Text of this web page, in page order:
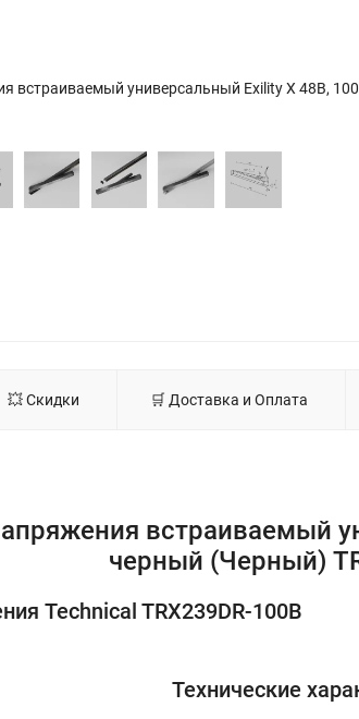
💥 Скидки 🛒 Доставка и Оплата
встраиваемый
черный (Черный)
Technical TRX239DR-100B
Технические